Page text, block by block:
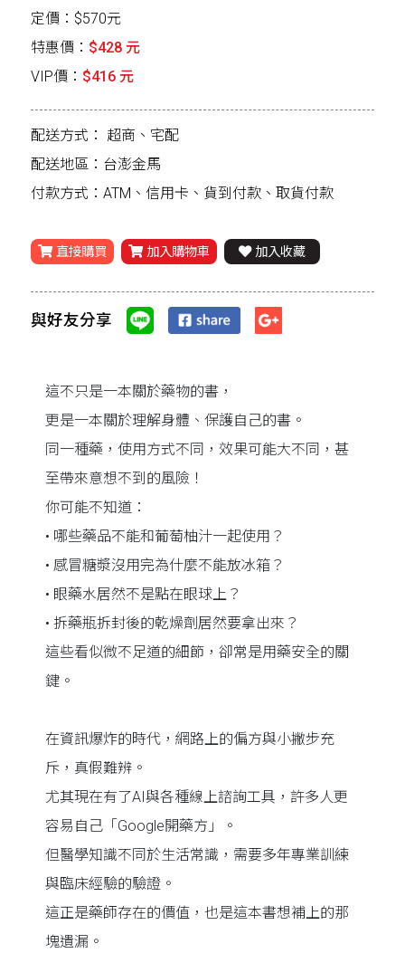
定價：$570元
特惠價： $428 元
VIP價： $416 元
配送方式： 超商、宅配
配送地區：台澎金馬
付款方式：ATM、信用卡、貨到付款、取貨付款
直接購買 加入購物車 加入收藏
與好友分享
這不只是一本關於藥物的書，
更是一本關於理解身體、保護自己的書。
同一種藥，使用方式不同，效果可能大不同，甚
至帶來意想不到的風險！
你可能不知道：
• 哪些藥品不能和葡萄柚汁一起使用？
• 感冒糖漿沒用完為什麼不能放冰箱？
• 眼藥水居然不是點在眼球上？
• 拆藥瓶拆封後的乾燥劑居然要拿出來？
這些看似微不足道的細節，卻常是用藥安全的關
鍵。
在資訊爆炸的時代，網路上的偏方與小撇步充
斥，真假難辨。
尤其現在有了AI與各種線上諮詢工具，許多人更
容易自己「Google開藥方」。
但醫學知識不同於生活常識，需要多年專業訓練
與臨床經驗的驗證。
這正是藥師存在的價值，也是這本書想補上的那
塊遺漏。